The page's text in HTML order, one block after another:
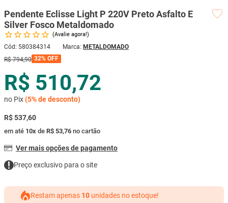
Pendente Eclisse Light P 220V Preto Asfalto E
Silver Fosco Metaldomado
Avalie agora!
Cód: 580384314
METALDOMADO
R$ 794,90 32% OFF
R$ 510,72
no Pix(5%de desconto)
R$ 537,60
em até 10x de R$ 53,76 no cartão
Ver mais opções de pagamento
Preço exclusivo para o site
Restam apenas 10 unidades no estoque!
5º porta
6º vaso sanitário
7 º tinta
8º cadeira
9 º mesa
º ar condicionado